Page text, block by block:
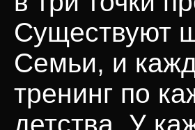
Существуют
Семьи, и
тренинг по